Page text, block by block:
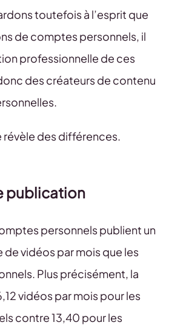
toutefois à l’esprit que
de comptes personnels, il
professionnelle de ces
des créateurs de contenu
révèle des différences.
publication
personnels publient un
de vidéos par mois que les
Plus précisément, la
vidéos par mois pour les
contre 13,40 pour les